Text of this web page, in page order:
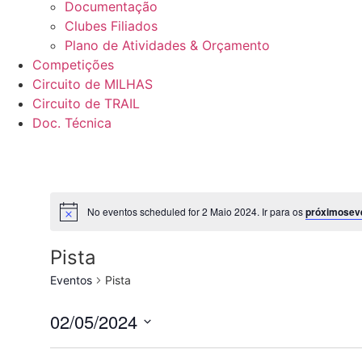
Documentação
Clubes Filiados
Plano de Atividades & Orçamento
Competições
Circuito de MILHAS
Circuito de TRAIL
Doc. Técnica
No eventos scheduled for 2 Maio 2024. Ir para os
Pista
Eventos Pista
02/05/2024
data